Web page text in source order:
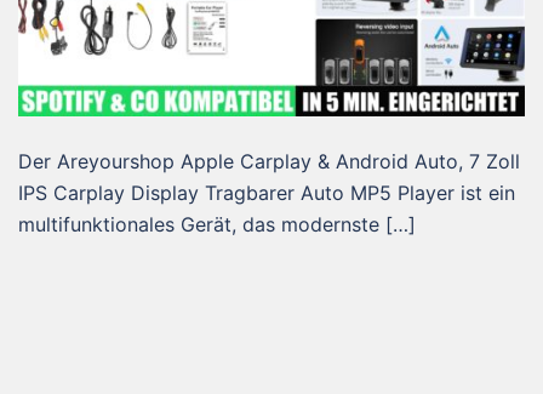
Der Areyourshop Apple Carplay & Android Auto, 7 Zoll
IPS Carplay Display Tragbarer Auto MP5 Player ist ein
multifunktionales Gerät, das modernste […]